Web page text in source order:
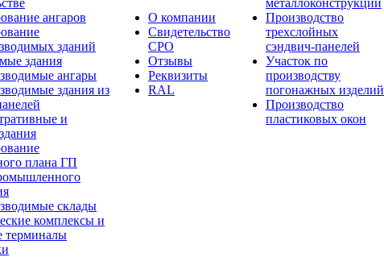
ангаров
зданий
здания
ангары
здания из
и
плана ГП
склады
комплексы и
терминалы
О компании
Свидетельство
СРО
Отзывы
Реквизиты
RAL
металлоконструкций
Производство
трехслойных
сэндвич-панелей
Участок по
производству
погонажных изделий
Производство
пластиковых окон